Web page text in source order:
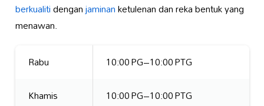
berkualitidenganjaminanketulenan dan reka bentuk yang
menawan.
Rabu
10:00 PG–10:00 PTG
Khamis
10:00 PG–10:00 PTG